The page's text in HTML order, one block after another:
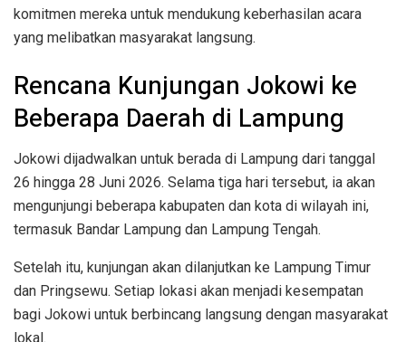
komitmen mereka untuk mendukung keberhasilan acara
yang melibatkan masyarakat langsung.
Rencana Kunjungan Jokowi ke
Beberapa Daerah di Lampung
Jokowi dijadwalkan untuk berada di Lampung dari tanggal
26 hingga 28 Juni 2026. Selama tiga hari tersebut, ia akan
mengunjungi beberapa kabupaten dan kota di wilayah ini,
termasuk Bandar Lampung dan Lampung Tengah.
Setelah itu, kunjungan akan dilanjutkan ke Lampung Timur
dan Pringsewu. Setiap lokasi akan menjadi kesempatan
bagi Jokowi untuk berbincang langsung dengan masyarakat
lokal.